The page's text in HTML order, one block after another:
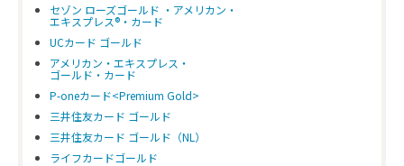
セゾン ローズゴールド ・アメリカン・
エキスプレス®・カード
UCカード ゴールド
アメリカン・エキスプレス・
ゴールド・カード
P-oneカード<Premium Gold>
三井住友カード ゴールド
三井住友カード ゴールド（NL）
ライフカードゴールド